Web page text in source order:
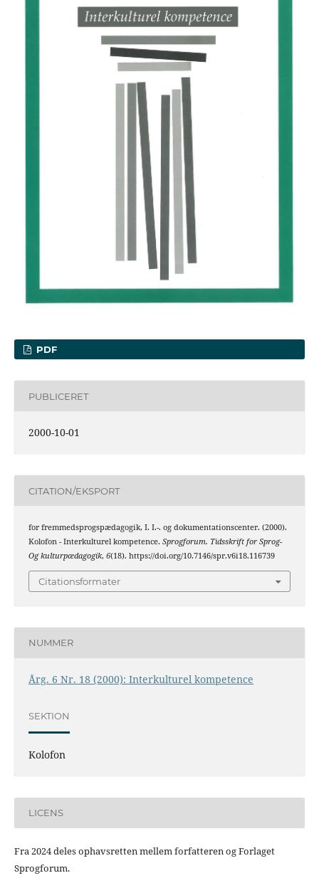
PDF
PUBLICERET
2000-10-01
CITATION/EKSPORT
for fremmedsprogspædagogik, I. I.-. og dokumentationscenter. (2000).
Kolofon - Interkulturel kompetence. Sprogforum. Tidsskrift for Sprog-
Og kulturpædagogik, 6(18). https://doi.org/10.7146/spr.v6i18.116739
Citationsformater
NUMMER
Årg. 6 Nr. 18 (2000): Interkulturel kompetence
SEKTION
Kolofon
LICENS
Fra 2024 deles ophavsretten mellem forfatteren og Forlaget
Sprogforum.